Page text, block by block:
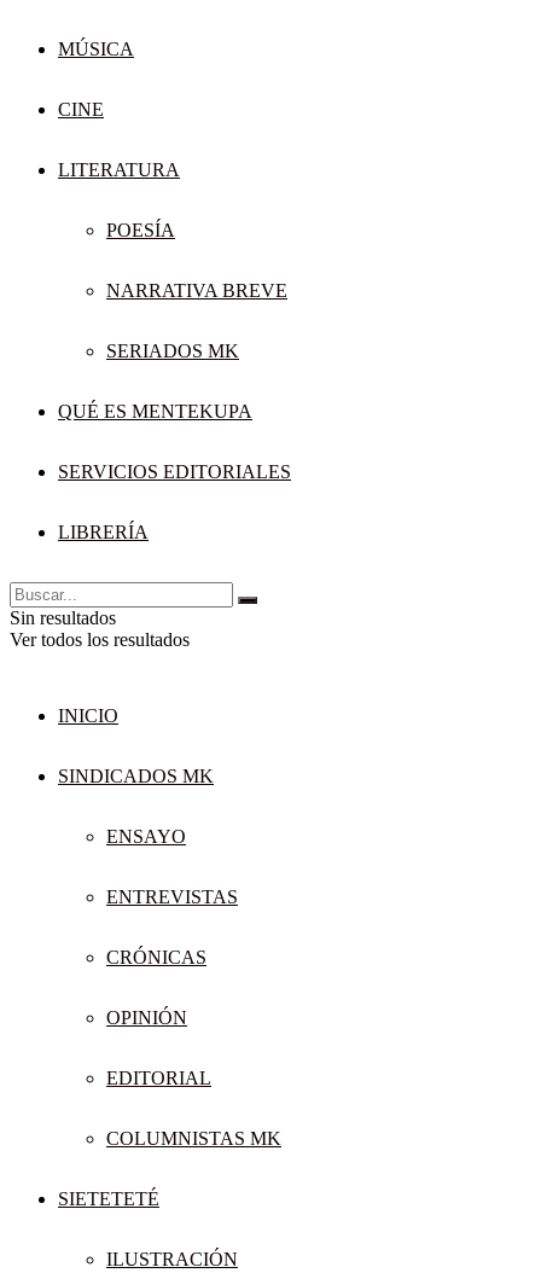
MÚSICA
CINE
LITERATURA
POESÍA
NARRATIVA BREVE
SERIADOS MK
QUÉ ES MENTEKUPA
SERVICIOS EDITORIALES
LIBRERÍA
Sin resultados
Ver todos los resultados
INICIO
SINDICADOS MK
ENSAYO
ENTREVISTAS
CRÓNICAS
OPINIÓN
EDITORIAL
COLUMNISTAS MK
SIETETETÉ
ILUSTRACIÓN